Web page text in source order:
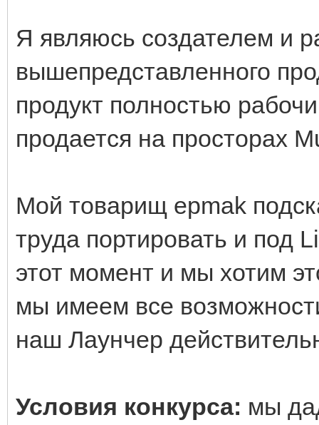
Я являюсь создателем и
вышепредставленного
продукт полностью
продается на просторах
Мой товарищ epmak
труда портировать и под
этот момент и мы хотим
мы имеем все
наш Лаунчер
Условия конкурса: мы